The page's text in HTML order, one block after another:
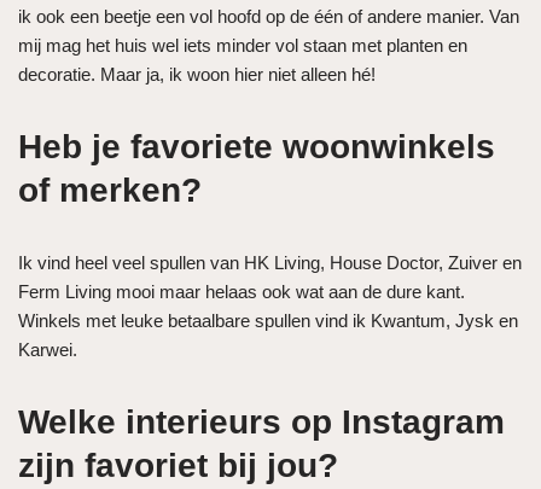
ik ook een beetje een vol hoofd op de één of andere manier. Van
mij mag het huis wel iets minder vol staan met planten en
decoratie. Maar ja, ik woon hier niet alleen hé!
Heb je favoriete woonwinkels
of merken?
Ik vind heel veel spullen van HK Living, House Doctor, Zuiver en
Ferm Living mooi maar helaas ook wat aan de dure kant.
Winkels met leuke betaalbare spullen vind ik Kwantum, Jysk en
Karwei.
Welke interieurs op Instagram
zijn favoriet bij jou?